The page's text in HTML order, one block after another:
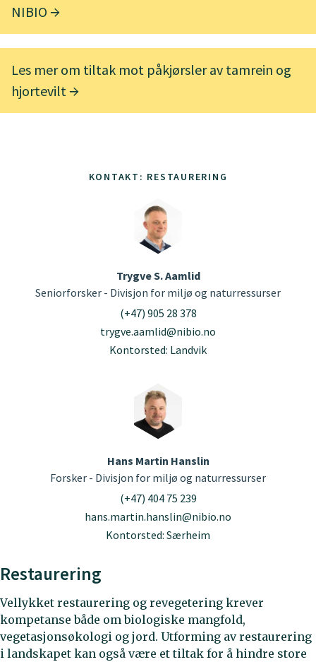
NIBIO
Les mer om tiltak mot påkjørsler av tamrein og
hjortevilt
KONTAKT: RESTAURERING
Trygve S. Aamlid
Seniorforsker - Divisjon for miljø og naturressurser
(+47) 905 28 378
trygve.aamlid@nibio.no
Kontorsted: Landvik
Hans Martin Hanslin
Forsker - Divisjon for miljø og naturressurser
(+47) 404 75 239
hans.martin.hanslin@nibio.no
Kontorsted: Særheim
Restaurering
Vellykket restaurering og revegetering krever
kompetanse både om biologiske mangfold,
vegetasjonsøkologi og jord. Utforming av restaurering
i landskapet kan også være et tiltak for å hindre store